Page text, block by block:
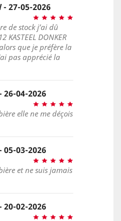
- 27-05-2026
de stock j’ai dû
KASTEEL DONKER
que je préfère la
pas apprécié la
26-04-2026
elle ne me déçois
05-03-2026
et ne suis jamais
20-02-2026